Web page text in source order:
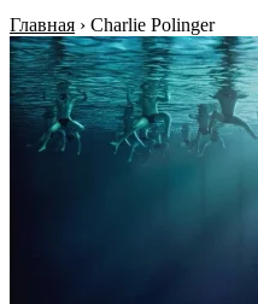
Главная › Charlie Polinger